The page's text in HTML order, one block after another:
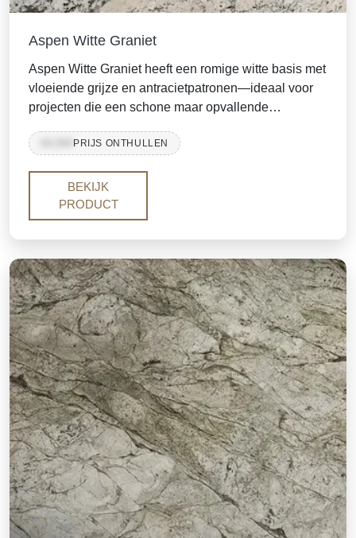
Aspen Witte Graniet
Aspen Witte Graniet heeft een romige witte basis met
vloeiende grijze en antracietpatronen—ideaal voor
projecten die een schone maar opvallende
laag onderhoud en marmerachtige beweging is het
wandbekleding en commerciële interieurs.
Beschikbaar in gepolijste, geschuurde en lederen
afwerkingen. Verkregen en geleverd door Stone
Galleria met betrouwbare verpakking en B2B-
vriendelijke prijzen.
PRIJS ONTHULLEN
BEKIJK
PRODUCT